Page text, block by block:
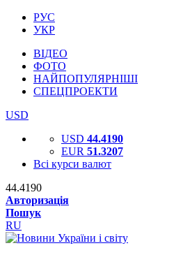
РУС
УКР
ВІДЕО
ФОТО
НАЙПОПУЛЯРНІШІ
СПЕЦПРОЕКТИ
USD
USD 44.4190
EUR 51.3207
Всі курси валют
44.4190
Авторизація
Пошук
RU